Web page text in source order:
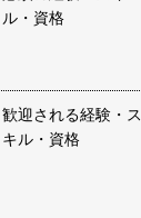
ル・資格
歓迎される経験・ス
キル・資格